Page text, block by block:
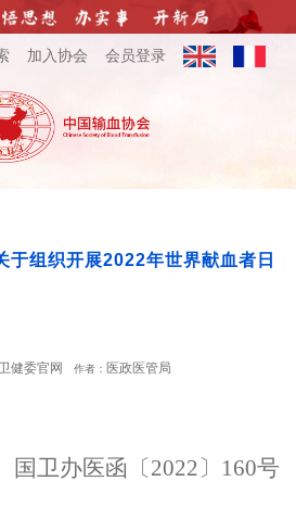
加入协会 会员登录
组织开展2022年世界献血者日
健委官网 作者： 医政医管局
国卫办医函〔2022〕 160号